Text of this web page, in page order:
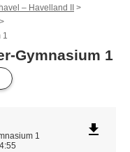
– Havelland II
Gymnasium 1
1
file_download